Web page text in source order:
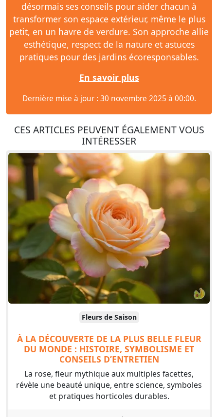
désormais ses conseils pour aider chacun à
transformer son espace extérieur, même le plus
petit, en un havre de verdure. Son approche allie
esthétique, respect de la nature et astuces
pratiques pour des jardins écoresponsables.
En savoir plus
Dernière mise à jour : 30 novembre 2025 à 00:00.
CES ARTICLES PEUVENT ÉGALEMENT VOUS
INTÉRESSER
Fleurs de Saison
À LA DÉCOUVERTE DE LA PLUS BELLE FLEUR
DU MONDE : HISTOIRE, SYMBOLISME ET
CONSEILS D’ENTRETIEN
La rose, fleur mythique aux multiples facettes,
révèle une beauté unique, entre science, symboles
et pratiques horticoles durables.